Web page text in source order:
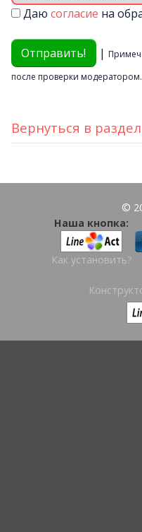
Даю согласие на
|
после проверки модератором.
Вернуться в раздел
©
Наша кнопка:
Как установить?